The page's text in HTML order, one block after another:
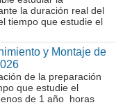
la duración real del
tiempo que estudie el
y Montaje de
de la preparación
que estudie el
de 1 año horas